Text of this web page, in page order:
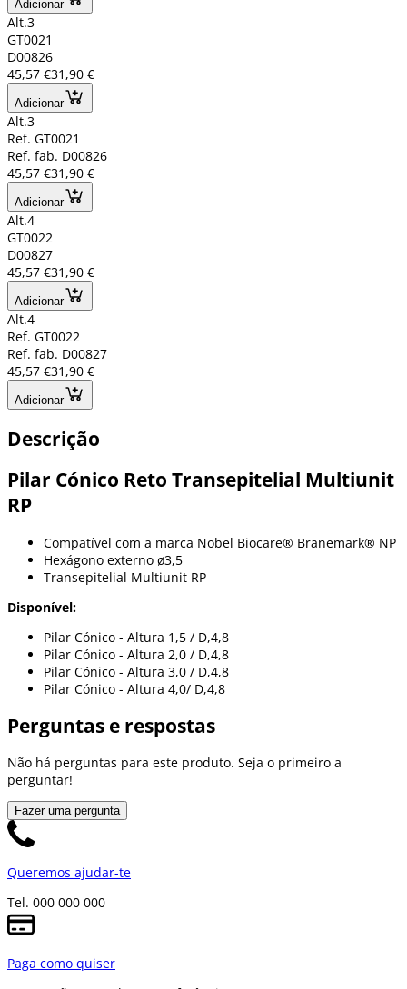
Adicionar
Alt.3
GT0021
D00826
45,57 €31,90 €
Adicionar
Alt.3
Ref. GT0021
Ref. fab. D00826
45,57 €31,90 €
Adicionar
Alt.4
GT0022
D00827
45,57 €31,90 €
Adicionar
Alt.4
Ref. GT0022
Ref. fab. D00827
45,57 €31,90 €
Adicionar
Descrição
Pilar Cónico Reto Transepitelial Multiunit
RP
Compatível com a marca Nobel Biocare® Branemark® NP
Hexágono externo ø3,5
Transepitelial Multiunit RP
Disponível:
Pilar Cónico - Altura 1,5 / D,4,8
Pilar Cónico - Altura 2,0 / D,4,8
Pilar Cónico - Altura 3,0 / D,4,8
Pilar Cónico - Altura 4,0/ D,4,8
Perguntas e respostas
Não há perguntas para este produto. Seja o primeiro a
perguntar!
Fazer uma pergunta
Queremos ajudar-te
Tel. 000 000 000
Paga como quiser